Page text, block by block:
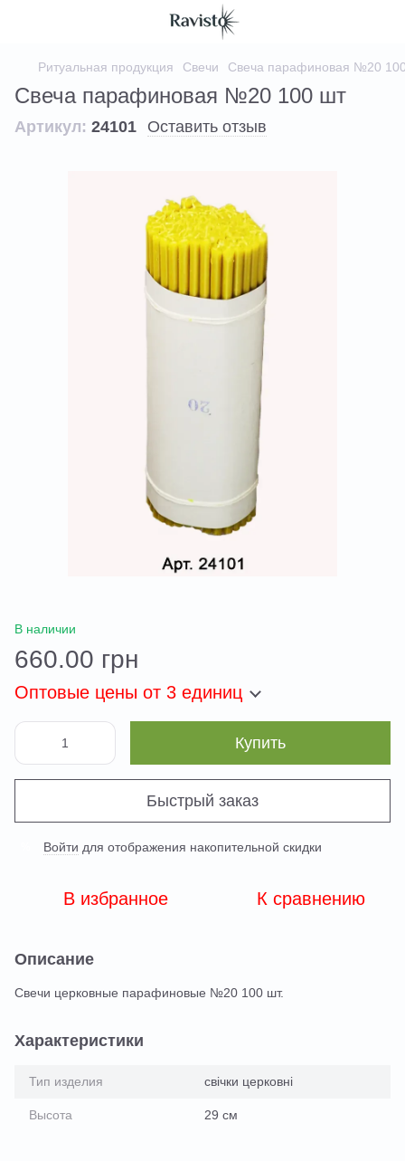
Ритуальная продукция Свечи Свеча парафиновая №20
Свеча парафиновая №20 100 шт
Артикул: 24101 Оставить отзыв
В наличии
660.00 грн
Оптовые цены от 3 единиц
Купить
Быстрый заказ
Войти для отображения накопительной скидки
В избранное К сравнению
Описание
Свечи церковные парафиновые №20 100 шт.
Характеристики
Тип изделия свічки церковні
Высота 29 см